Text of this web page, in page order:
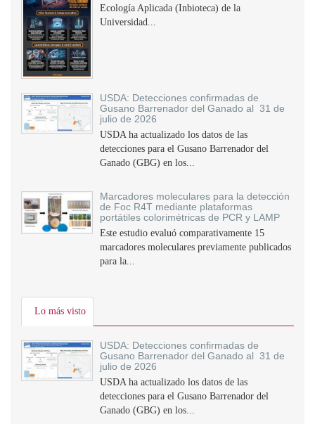
Ecología Aplicada (Inbioteca) de la
Universidad...
USDA: Detecciones confirmadas de
Gusano Barrenador del Ganado al 31 de
julio de 2026
USDA ha actualizado los datos de las
detecciones para el Gusano Barrenador del
Ganado (GBG) en los...
Marcadores moleculares para la detección
de Foc R4T mediante plataformas
portátiles colorimétricas de PCR y LAMP
Este estudio evaluó comparativamente 15
marcadores moleculares previamente publicados
para la...
Lo más visto
USDA: Detecciones confirmadas de
Gusano Barrenador del Ganado al 31 de
julio de 2026
USDA ha actualizado los datos de las
detecciones para el Gusano Barrenador del
Ganado (GBG) en los...